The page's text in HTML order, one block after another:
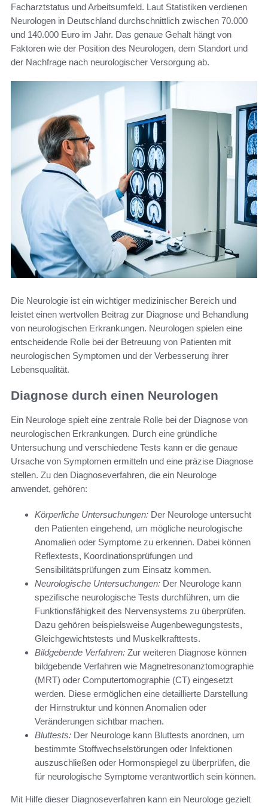
Facharztstatus und Arbeitsumfeld. Laut Statistiken verdienen
Neurologen in Deutschland durchschnittlich zwischen 70.000
und 140.000 Euro im Jahr. Das genaue Gehalt hängt von
Faktoren wie der Position des Neurologen, dem Standort und
der Nachfrage nach neurologischer Versorgung ab.
Die Neurologie ist ein wichtiger medizinischer Bereich und
leistet einen wertvollen Beitrag zur Diagnose und Behandlung
von neurologischen Erkrankungen. Neurologen spielen eine
entscheidende Rolle bei der Betreuung von Patienten mit
neurologischen Symptomen und der Verbesserung ihrer
Lebensqualität.
Diagnose durch einen Neurologen
Ein Neurologe spielt eine zentrale Rolle bei der Diagnose von
neurologischen Erkrankungen. Durch eine gründliche
Untersuchung und verschiedene Tests kann er die genaue
Ursache von Symptomen ermitteln und eine präzise Diagnose
stellen. Zu den Diagnoseverfahren, die ein Neurologe
anwendet, gehören:
Körperliche Untersuchungen: Der Neurologe untersucht
den Patienten eingehend, um mögliche neurologische
Anomalien oder Symptome zu erkennen. Dabei können
Reflextests, Koordinationsprüfungen und
Sensibilitätsprüfungen zum Einsatz kommen.
Neurologische Untersuchungen: Der Neurologe kann
spezifische neurologische Tests durchführen, um die
Funktionsfähigkeit des Nervensystems zu überprüfen.
Dazu gehören beispielsweise Augenbewegungstests,
Gleichgewichtstests und Muskelkrafttests.
Bildgebende Verfahren: Zur weiteren Diagnose können
bildgebende Verfahren wie Magnetresonanztomographie
(MRT) oder Computertomographie (CT) eingesetzt
werden. Diese ermöglichen eine detaillierte Darstellung
der Hirnstruktur und können Anomalien oder
Veränderungen sichtbar machen.
Bluttests: Der Neurologe kann Bluttests anordnen, um
bestimmte Stoffwechselstörungen oder Infektionen
auszuschließen oder Hormonspiegel zu überprüfen, die
für neurologische Symptome verantwortlich sein können.
Mit Hilfe dieser Diagnoseverfahren kann ein Neurologe gezielt